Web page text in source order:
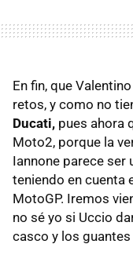
En fin, que
retos, y como no
Ducati, pues ahora
Moto2, porque la
Iannone parece ser
teniendo en cuenta
MotoGP. Iremos
no sé yo si Uccio
casco y los